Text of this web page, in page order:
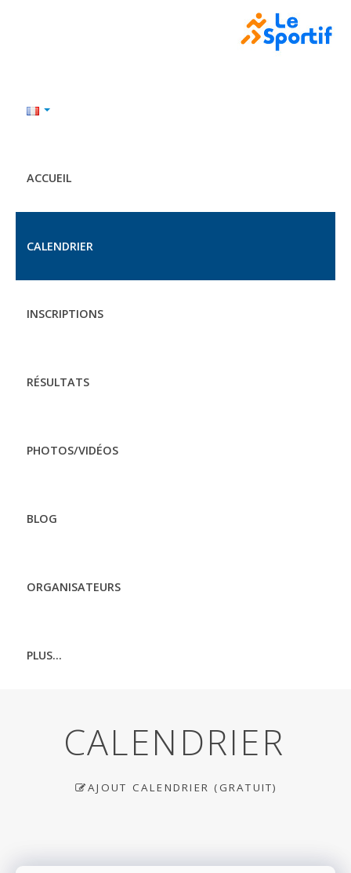
ACCUEIL
CALENDRIER
INSCRIPTIONS
RÉSULTATS
PHOTOS/VIDÉOS
BLOG
ORGANISATEURS
PLUS...
CALENDRIER
AJOUT CALENDRIER (GRATUIT)